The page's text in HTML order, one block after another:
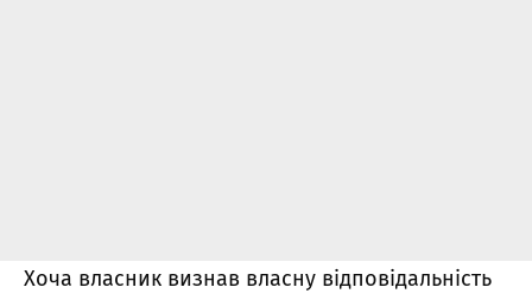
Хоча власник визнав власну відповідальність